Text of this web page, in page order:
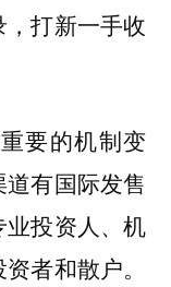
打新一手收
要的机制变
有国际发售
投资人、机
者和散户。